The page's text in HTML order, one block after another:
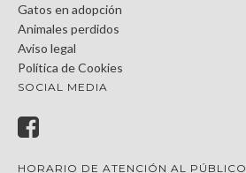
Gatos en adopción
Animales perdidos
Aviso legal
Política de Cookies
SOCIAL MEDIA
HORARIO DE ATENCIÓN AL PÚBLICO